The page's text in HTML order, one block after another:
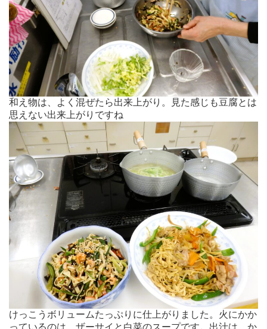
和え物は、よく混ぜたら出来上がり。見た感じも豆腐とは
思えない出来上がりですね
けっこうボリュームたっぷりに仕上がりました。火にかか
っているのは、ザーサイと白菜のスープです。出汁は、か